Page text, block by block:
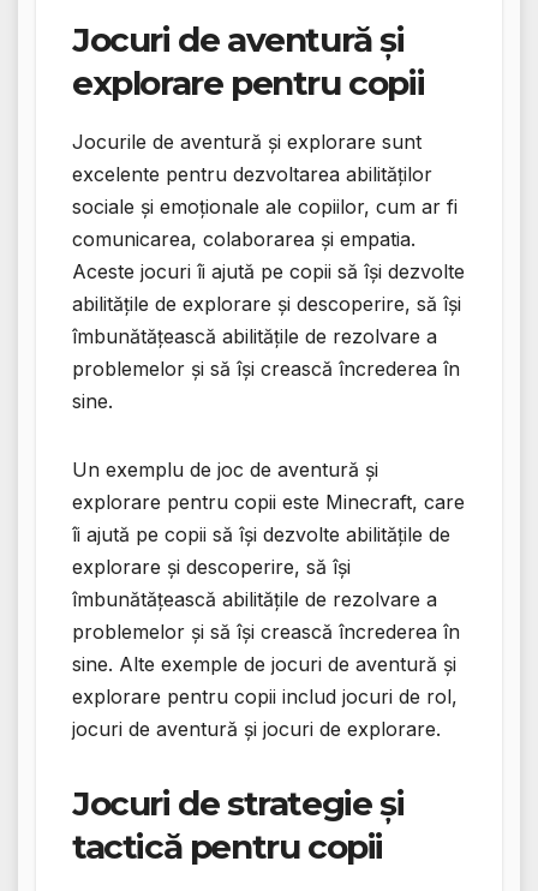
Jocuri de aventură și
explorare pentru copii
Jocurile de aventură și explorare sunt
excelente pentru dezvoltarea abilităților
sociale și emoționale ale copiilor, cum ar fi
comunicarea, colaborarea și empatia.
Aceste jocuri îi ajută pe copii să își dezvolte
abilitățile de explorare și descoperire, să își
îmbunătățească abilitățile de rezolvare a
problemelor și să își crească încrederea în
sine.
Un exemplu de joc de aventură și
explorare pentru copii este Minecraft, care
îi ajută pe copii să își dezvolte abilitățile de
explorare și descoperire, să își
îmbunătățească abilitățile de rezolvare a
problemelor și să își crească încrederea în
sine. Alte exemple de jocuri de aventură și
explorare pentru copii includ jocuri de rol,
jocuri de aventură și jocuri de explorare.
Jocuri de strategie și
tactică pentru copii